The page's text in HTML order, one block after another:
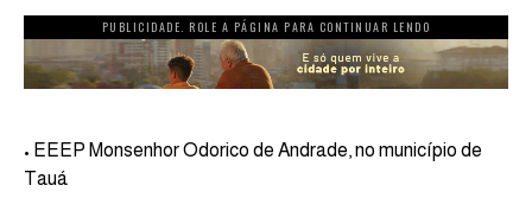
PUBLICIDADE. ROLE A PÁGINA PARA CONTINUAR LENDO
• EEEP Monsenhor Odorico de Andrade, no município de
Tauá